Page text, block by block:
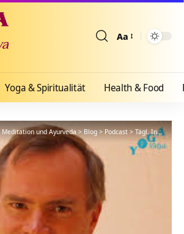
Aa
Yoga & Spiritualität Health & Food
Meditation und Ayurveda>Blog>Podcast>Tägl. Inspiration